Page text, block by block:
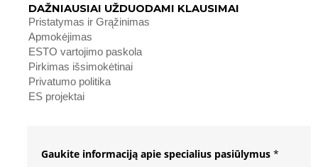
DAŽNIAUSIAI UŽDUODAMI KLAUSIMAI
Pristatymas ir Grąžinimas
Apmokėjimas
ESTO vartojimo paskola
Pirkimas išsimokėtinai
Privatumo politika
ES projektai
Gaukite informaciją apie specialius pasiūlymus *